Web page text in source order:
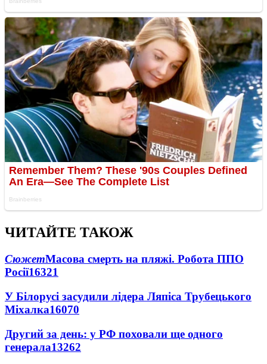
ЧИТАЙТЕ ТАКОЖ
СюжетМасова смерть на пляжі. Робота ППО
Росії16321
У Білорусі засудили лідера Ляпіса Трубецького
Міхалка16070
Другий за день: у РФ поховали ще одного
генерала13262